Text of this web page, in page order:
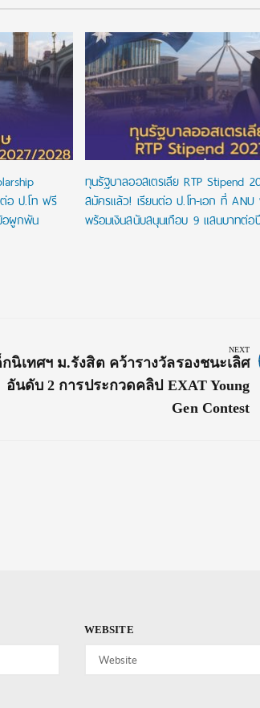
อ ป.โท ฟรี
อผูกพัน
ทุนรัฐบาลออสเตรเลีย RTP Stipend
สมัครแล้ว! เรียนต่อ ป.โท-เอก ที่ ANU
พร้อมเงินสนับสนุนเกือบ 9 แสนบาทต่อ
NEXT
กนิเทศฯ ม.รังสิต คว้ารางวัลรองชนะเลิศ
อันดับ 2 การประกวดคลิป EXAT Young
Gen Contest
WEBSITE